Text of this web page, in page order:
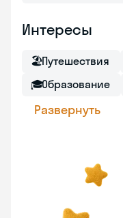
Интересы
🏖Путешествия
🎓Образование
Развернуть